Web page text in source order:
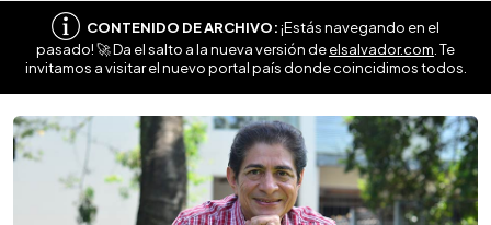
CONTENIDO DE ARCHIVO:¡Estás navegando en el
pasado! 🚀 Da el salto a la nueva versión deelsalvador.com . Te
invitamos a visitar el nuevo portal país donde coincidimos todos.